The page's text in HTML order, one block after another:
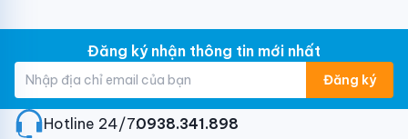
ngang, giúp luồng gió thổi theo nhiều hướng và góc
độ khác nhau. Nhờ vậy, luồng gió sẽ được lan tỏa đều
khắp mọi ngóc ngách của căn phòng, mang lại cảm
giác mát lạnh, sảng khoái và dễ chịu nhất cho bạn.
Đăng ký nhận thông tin mới nhất
Đăng ký
Hotline 24/7:0938.341.898